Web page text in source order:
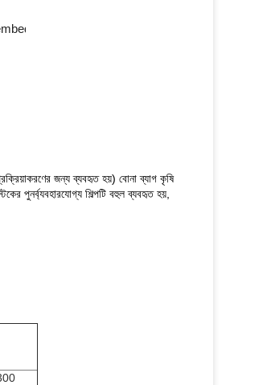
জন্য ব্যবহৃত হয়) বোনা ব্যাগ কৃষি
পুনর্ব্যবহারযোগ্য শিল্পটি বহুল ব্যবহৃত হয়,